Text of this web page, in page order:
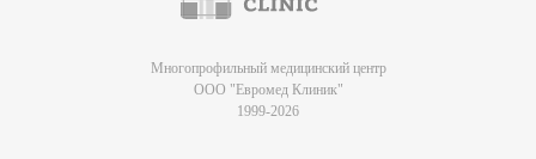
Многопрофильный медицинский центр
ООО "Евромед Клиник"
1999-2026